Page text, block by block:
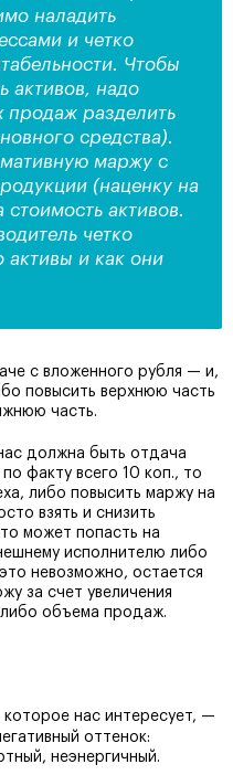
наладить
и четко
Чтобы
активов, надо
продаж разделить
средства).
маржу с
(наценку на
активов.
четко
активы и как они
с вложенного рубля — и,
повысить верхнюю часть
часть.
должна быть отдача
факту всего 10 коп., то
либо повысить маржу на
взять и снизить
может попасть на
исполнителю либо
невозможно, остается
за счет увеличения
либо объема продаж.
нас интересует, —
оттенок:
неэнергичный.